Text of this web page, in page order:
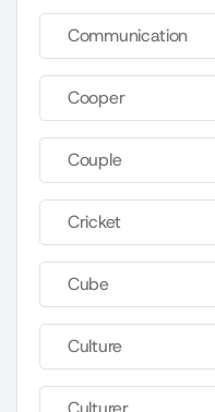
Communication
Cooper
Couple
Cricket
Cube
Culture